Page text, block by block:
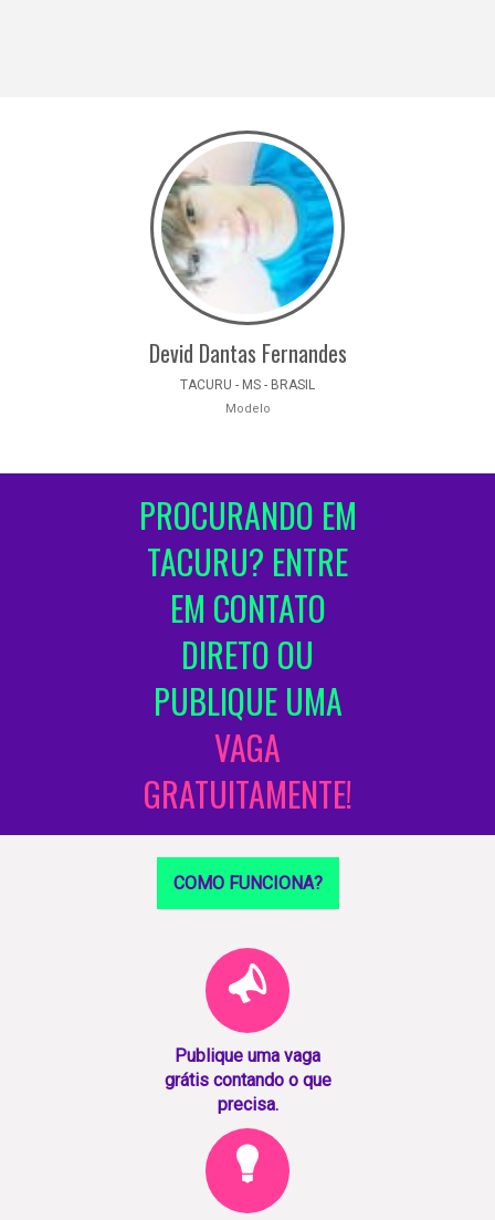
Devid Dantas Fernandes
TACURU - MS - BRASIL
Modelo
PROCURANDO EM
TACURU? ENTRE
EM CONTATO
DIRETO OU
PUBLIQUE UMA
VAGA
GRATUITAMENTE!
COMO FUNCIONA?
Publique uma vaga
grátis contando o que
precisa.